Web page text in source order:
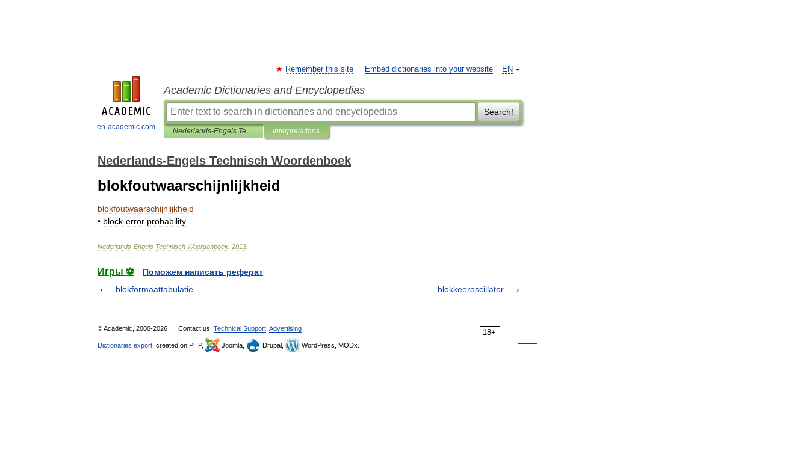
en-academic.com
EN
Remember this site Embed dictionaries into your website
Academic Dictionaries and Encyclopedias
Search!
Nederlands-Engels Technisch Woordenboek Interpretations
Nederlands-Engels Technisch Woordenboek
blokfoutwaarschijnlijkheid
blokfoutwaarschijnlijkheid
• block-error probability
Nederlands-Engels Technisch Woordenboek 2013
Игры ⚽
Поможем написать реферат
blokformaattabulatie
blokkeeroscillator
18+
© Academic, 2000-2026 Contact us: Technical Support Advertising
Dictionaries export , created on PHP, Joomla, Drupal, WordPress, MODx.